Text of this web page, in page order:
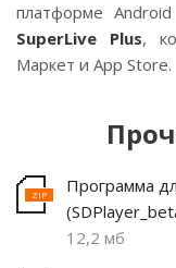
платформе
SuperLive Plus,
Маркет и App Store.
Программа
12,2 мб